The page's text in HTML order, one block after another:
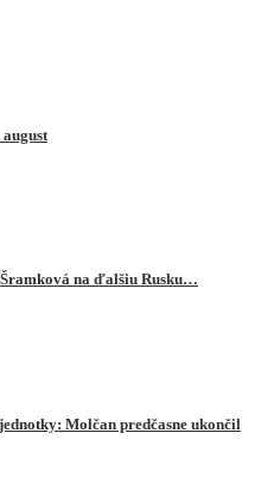
na ďalšiu Rusku…
Molčan predčasne ukončil